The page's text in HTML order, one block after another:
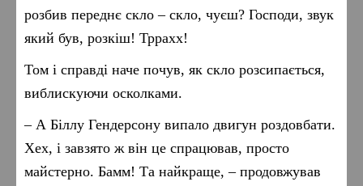
розбив переднє скло – скло, чуєш? Господи, звук
який був, розкіш! Тррахх!
Том і справді наче почув, як скло розсипається,
виблискуючи осколками.
– А Біллу Гендерсону випало двигун роздовбати.
Хех, і завзято ж він це спрацював, просто
майстерно. Бамм! Та найкраще, – продовжував